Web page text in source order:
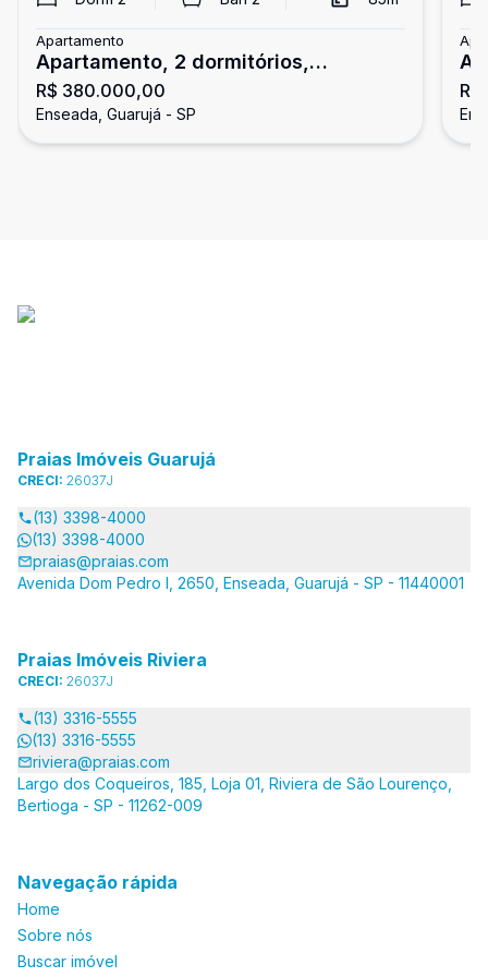
Apartamento
Apartamento, 2 dormitórios,
Enseada, Guarujá
R$ 380.000,00
Enseada, Guarujá - SP
Praias Imóveis Guarujá
CRECI: 26037J
(13) 3398-4000
(13) 3398-4000
praias@praias.com
Avenida Dom Pedro I, 2650, Enseada, Guarujá - SP - 11440001
Praias Imóveis Riviera
CRECI: 26037J
(13) 3316-5555
(13) 3316-5555
riviera@praias.com
Largo dos Coqueiros, 185, Loja 01, Riviera de São Lourenço,
Bertioga - SP - 11262-009
Navegação rápida
Home
Sobre nós
Buscar imóvel